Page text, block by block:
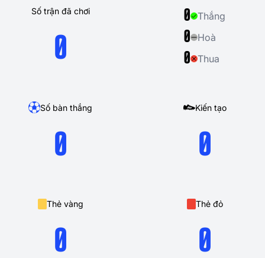
Số trận đã chơi
0
Số bàn thắng
0
Kiến tạo
0
Thẻ vàng
0
Thẻ đỏ
0
0 Thắng
0 Hoà
0 Thua